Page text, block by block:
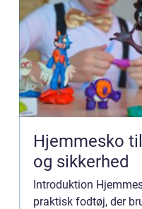
Hjemmesko
og sikkerhed
Introduktion
praktisk fodtøj, der